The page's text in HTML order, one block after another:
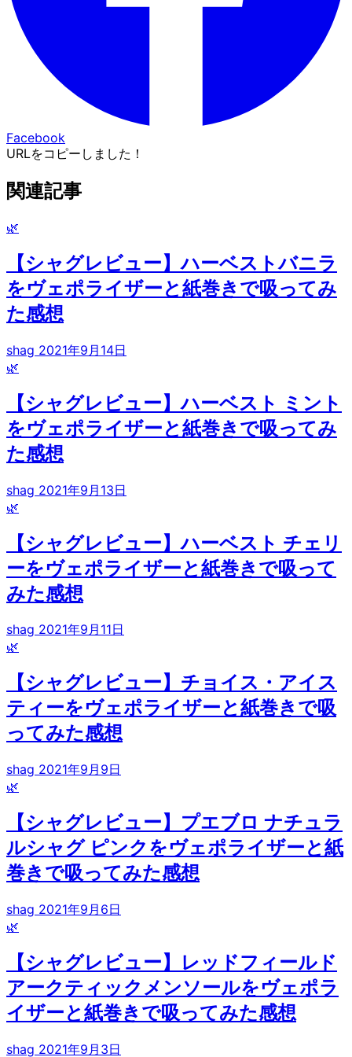
Facebook
URLをコピーしました！
関連記事
🌿
【シャグレビュー】ハーベストバニラ
をヴェポライザーと紙巻きで吸ってみ
た感想
shag 2021年9月14日
🌿
【シャグレビュー】ハーベスト ミント
をヴェポライザーと紙巻きで吸ってみ
た感想
shag 2021年9月13日
🌿
【シャグレビュー】ハーベスト チェリ
ーをヴェポライザーと紙巻きで吸って
みた感想
shag 2021年9月11日
🌿
【シャグレビュー】チョイス・アイス
ティーをヴェポライザーと紙巻きで吸
ってみた感想
shag 2021年9月9日
🌿
【シャグレビュー】プエブロ ナチュラ
ルシャグ ピンクをヴェポライザーと紙
巻きで吸ってみた感想
shag 2021年9月6日
🌿
【シャグレビュー】レッドフィールド
アークティックメンソールをヴェポラ
イザーと紙巻きで吸ってみた感想
shag 2021年9月3日